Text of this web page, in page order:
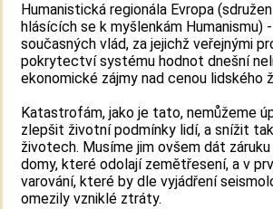
Humanistická regionála Evropa
hlásících se k myšlenkám Humanismu)
současných vlád, za jejichž veřejnými
pokrytectví systému hodnot dnešní
ekonomické zájmy nad cenou lidského
Katastrofám, jako je tato, nemůžeme
zlepšit životní podmínky lidí, a snížit
životech. Musíme jim ovšem dát
domy, které odolají zemětřesení, a v
varování, které by dle vyjádření
omezily vzniklé ztráty.